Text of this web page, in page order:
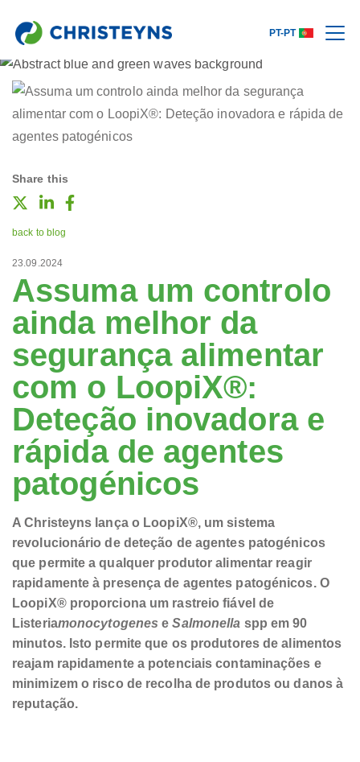
PT-PT
Share this
back to blog
23.09.2024
Assuma um controlo
ainda melhor da
segurança alimentar
com o LoopiX®:
Deteção inovadora e
rápida de agentes
patogénicos
A Christeyns lança o LoopiX®, um sistema
revolucionário de deteção de agentes patogénicos
que permite a qualquer produtor alimentar reagir
rapidamente à presença de agentes patogénicos. O
LoopiX® proporciona um rastreio fiável de
Listeriamonocytogenes eSalmonella spp em 90
minutos. Isto permite que os produtores de alimentos
reajam rapidamente a potenciais contaminações e
minimizem o risco de recolha de produtos ou danos à
reputação.